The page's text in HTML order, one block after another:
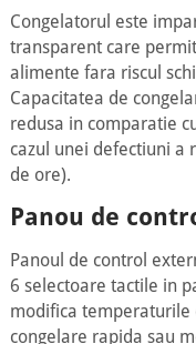
Congelatorul este
transparent care
alimente fara riscul
Capacitatea de
redusa in comparatie
cazul unei defectiuni a
de ore).
Panou de
Panoul de control
6 selectoare tactile in
modifica temperaturile
congelare rapida sau